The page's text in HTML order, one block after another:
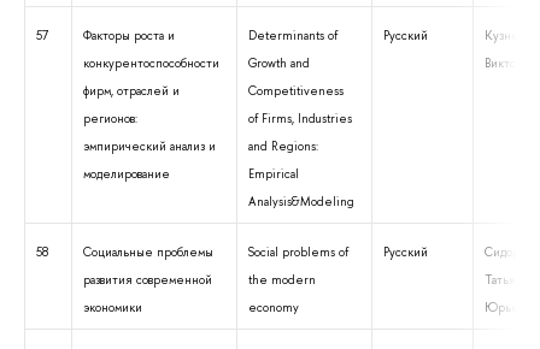
57
Факторы роста и
конкурентоспособности
фирм, отраслей и
регионов:
эмпирический анализ и
моделирование
Determinants of
Growth and
Competitiveness
of Firms, Industries
and Regions:
Empirical
Analysis&Modeling
Русский
58
Социальные проблемы
развития современной
экономики
Social problems of
the modern
economy
Русский
Сидорина
Татьяна
Юрьевна